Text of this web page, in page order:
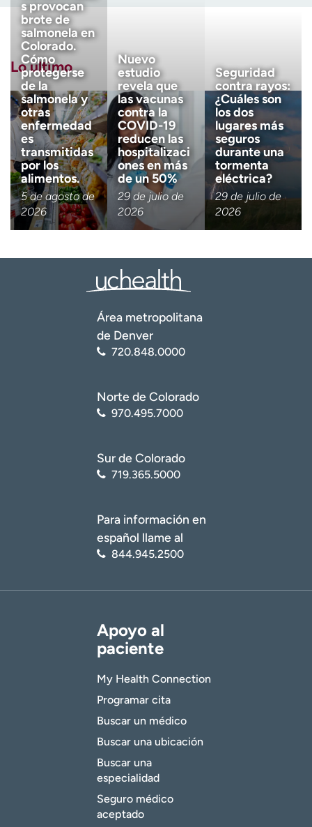
Correo electrónico (obligatorio)
Código postal (obligatorio)
Descargo de responsabilidad
Tengo más de 18 años
Quiero recibir noticias de
Quiero recibir noticias de salud en:
Lo último
s provocan
brote de
salmonela en
Colorado.
Cómo
protegerse
de la
salmonela y
otras
enfermedad
es
transmitidas
por los
alimentos.
5 de agosto de
2026
Nuevo
estudio
revela que
las vacunas
contra la
COVID-19
reducen las
hospitalizaci
ones en más
de un 50%
29 de julio de
2026
Seguridad
contra rayos:
¿Cuáles son
los dos
lugares más
seguros
durante una
tormenta
eléctrica?
29 de julio de
2026
Área metropolitana
de Denver
720.848.0000
Norte de Colorado
970.495.7000
Sur de Colorado
719.365.5000
Para información en
español llame al
844.945.2500
Apoyo al
paciente
My Health Connection
Programar cita
Buscar un médico
Buscar una ubicación
Buscar una
especialidad
Seguro médico
aceptado